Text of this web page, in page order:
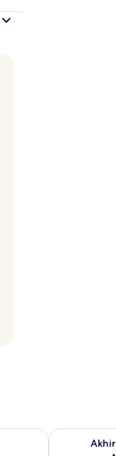
pekan ini Agu 7 -
Periksa